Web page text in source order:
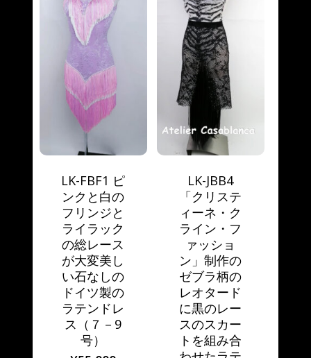
LK-FBF1 ピ
ンクと白の
フリンジと
ライラック
の総レース
が大変美し
い石なしの
ドイツ製の
ラテンドレ
ス（７－9
号）
LK-JBB4
「クリステ
ィーネ・ク
ライン・フ
ァッショ
ン」制作の
ゼブラ柄の
レオタード
に黒のレー
スのスカー
トを組み合